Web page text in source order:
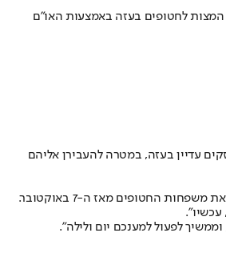
לחטופים בעזה באמצעות האו״ם
עדיין בעזה, במטרה להעבירן אליהם
"בניסן נגאלו ובניסן עתידין להיגאל. פסח, חג החירות, עומד בפתח, אך עשרות מבני עמנו עדיין כלואים בידי חמאס", אמר הרב שלמה רענן, יושב ראש ארגון "איילת השחר", המלווה את משפחות החטופים מאז ה-7 באוקטובר.
לפעול למענכם יום ולילה".